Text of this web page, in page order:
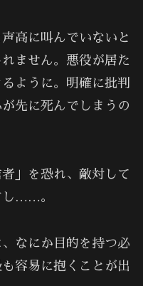
高に叫んでいないと
ません。悪役が居た
ように。明確に批判
先に死んでしまうの
」を恐れ、敵対して
し……。
なにか目的を持つ必
容易に抱くことが出